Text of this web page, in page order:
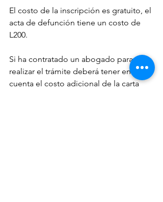
El costo de la inscripción es gratuito, el
acta de defunción tiene un costo de
L200.
Si ha contratado un abogado para
realizar el trámite deberá tener en
cuenta el costo adicional de la carta